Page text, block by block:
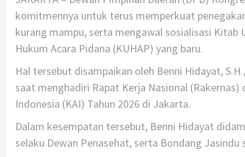
komitmennya untuk terus memperkuat
kurang mampu, serta mengawal sosialisasi
Hukum Acara Pidana (KUHAP) yang baru.
Hal tersebut disampaikan oleh Benni Hidayat,
saat menghadiri Rapat Kerja Nasional
Indonesia (KAI) Tahun 2026 di Jakarta.
Dalam kesempatan tersebut, Benni Hidayat
selaku Dewan Penasehat, serta Bondang Jasindu